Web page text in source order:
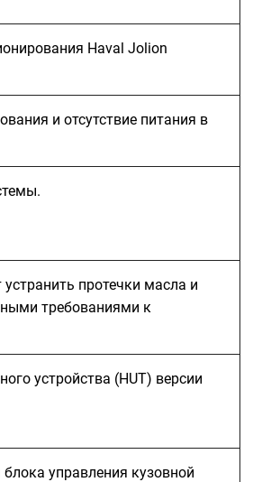
Haval Jolion
и отсутствие питания в
протечки масла и
требованиями к
устройства (HUT) версии
управления кузовной